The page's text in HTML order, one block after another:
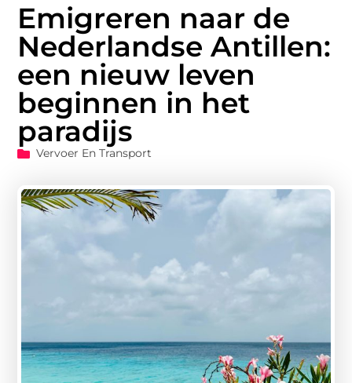
Emigreren naar de
Nederlandse Antillen:
een nieuw leven
beginnen in het
paradijs
Vervoer En Transport